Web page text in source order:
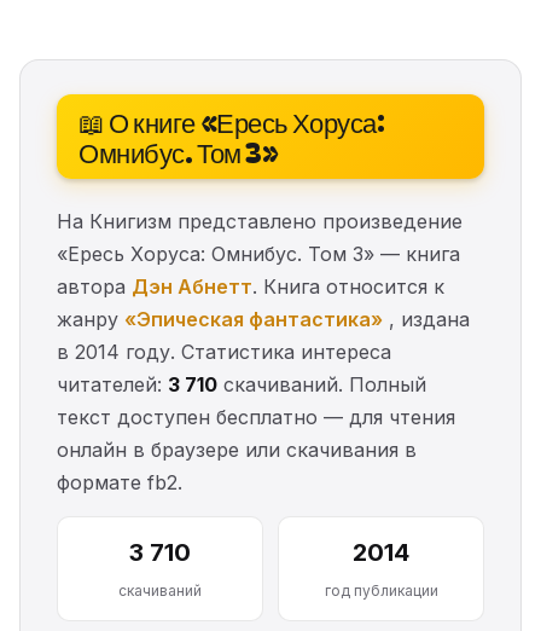
📖 О книге «Ересь Хоруса:
Омнибус. Том 3»
На Книгизм представлено произведение
«Ересь Хоруса: Омнибус. Том 3» — книга
автора Дэн Абнетт. Книга относится к
жанру «Эпическая фантастика» , издана
в 2014 году. Статистика интереса
читателей: 3 710 скачиваний. Полный
текст доступен бесплатно — для чтения
онлайн в браузере или скачивания в
формате fb2.
3 710
скачиваний
2014
год публикации